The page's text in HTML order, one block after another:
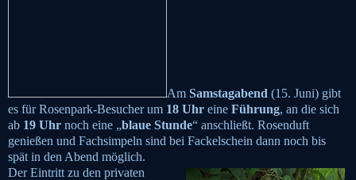
Am Samstagabend (15. Juni) gibt
es für Rosenpark-Besucher um 18 Uhr eine Führung, an die sich
ab 19 Uhr noch eine „blaue Stunde“ anschließt. Rosenduft
genießen und Fachsimpeln sind bei Fackelschein dann noch bis
spät in den Abend möglich.
Der Eintritt zu den privaten